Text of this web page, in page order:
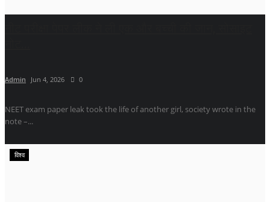
Admin Jun 4, 2026 0
NEET exam paper leak took the life of another girl, society wrote in the
note –...
विश्व